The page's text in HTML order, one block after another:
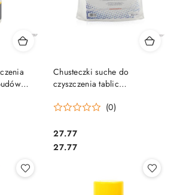
Chusteczki suche do
czyszczenia tablic
magnetycznych 50szt. CHS50
(0)
Cena:
27.77
Cena:
27.77